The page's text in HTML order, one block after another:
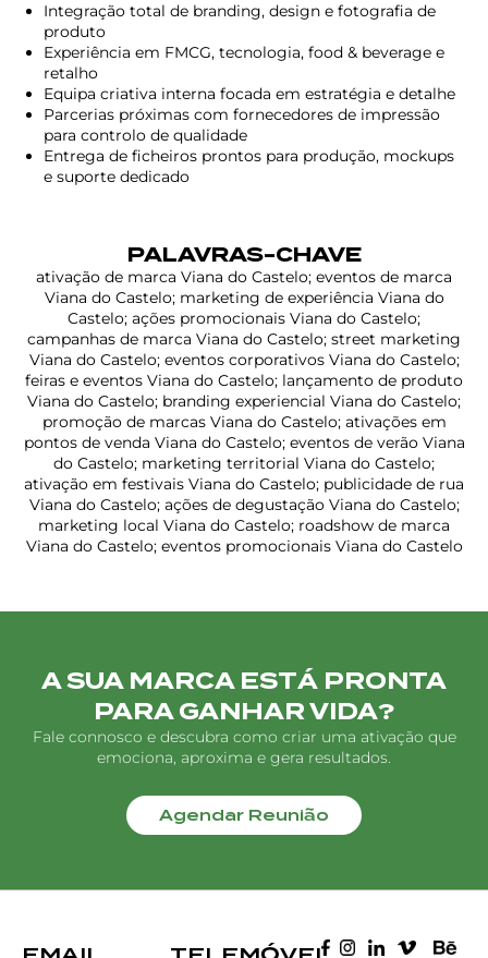
Integração total de branding, design e fotografia de
produto
Experiência em FMCG, tecnologia, food & beverage e
retalho
Equipa criativa interna focada em estratégia e detalhe
Parcerias próximas com fornecedores de impressão
para controlo de qualidade
Entrega de ficheiros prontos para produção, mockups
e suporte dedicado
PALAVRAS-CHAVE
ativação de marca Viana do Castelo; eventos de marca
Viana do Castelo; marketing de experiência Viana do
Castelo; ações promocionais Viana do Castelo;
campanhas de marca Viana do Castelo; street marketing
Viana do Castelo; eventos corporativos Viana do Castelo;
feiras e eventos Viana do Castelo; lançamento de produto
Viana do Castelo; branding experiencial Viana do Castelo;
promoção de marcas Viana do Castelo; ativações em
pontos de venda Viana do Castelo; eventos de verão Viana
do Castelo; marketing territorial Viana do Castelo;
ativação em festivais Viana do Castelo; publicidade de rua
Viana do Castelo; ações de degustação Viana do Castelo;
marketing local Viana do Castelo; roadshow de marca
Viana do Castelo; eventos promocionais Viana do Castelo
A SUA MARCA ESTÁ PRONTA
PARA GANHAR VIDA?
Fale connosco e descubra como criar uma ativação que
emociona, aproxima e gera resultados.
Agendar Reunião